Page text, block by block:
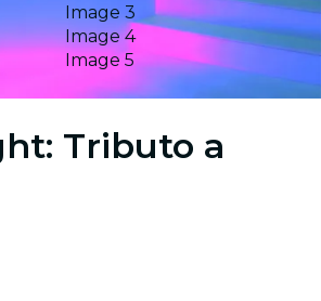
Image 3
Image 4
Image 5
Tributo a